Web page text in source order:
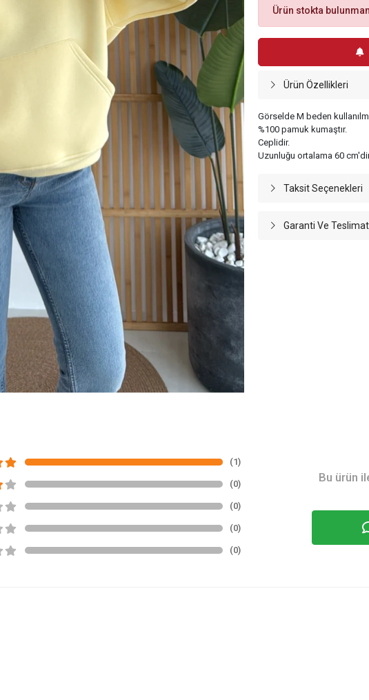
Ürün stokta
Ürün Özellikleri
Görselde M beden
%100 pamuk kumaştır.
Ceplidir.
Uzunluğu ortalama 60
Taksit Seçenekleri
Garanti Ve Teslimat
(1)
(0)
(0)
(0)
(0)
Bu ürün